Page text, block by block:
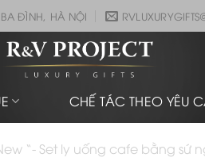
ĐÌNH, HÀ NỘI
CHẾ TÁC THEO YÊU
“- Set ly uống cafe bằng